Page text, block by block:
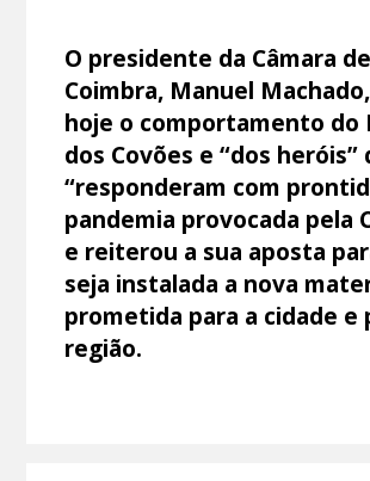
O presidente da Câmara de
Coimbra, Manuel
hoje o comportamento do
dos Covões e “dos heróis”
“responderam com
pandemia provocada pela
e reiterou a sua aposta
seja instalada a nova
prometida para a cidade e
região.